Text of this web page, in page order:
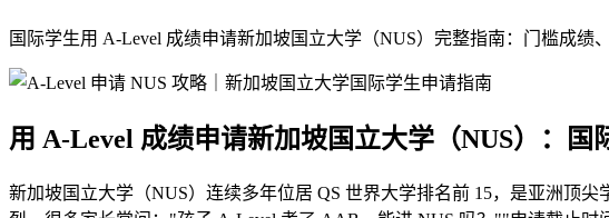
国际学生用 A-Level 成绩申请新加坡国立大学（NUS）完整指南：门槛成
用 A-Level 成绩申请新加坡国立大学（NUS）：国
新加坡国立大学（NUS）连续多年位居 QS 世界大学排名前 15，是亚洲顶